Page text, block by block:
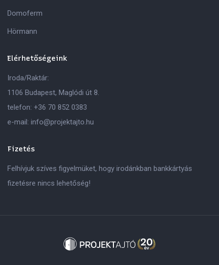
Domoferm
Hörmann
Elérhetőségeink
Iroda/Raktár:
1106 Budapest, Maglódi út 8.
telefon: +36 70 852 0383
e-mail: info@projektajto.hu
Fizetés
Felhívjuk szíves figyelmüket, hogy irodánkban bankkártyás
fizetésre nincs lehetőség!